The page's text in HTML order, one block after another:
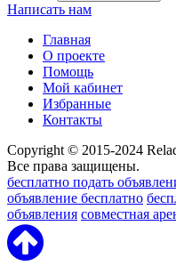
Написать нам
Главная
О проекте
Помощь
Мой кабинет
Избранные
Контакты
Copyright © 2015-2024
Все права защищены.
бесплатно подать
объявление бесплатно
объявления совместная